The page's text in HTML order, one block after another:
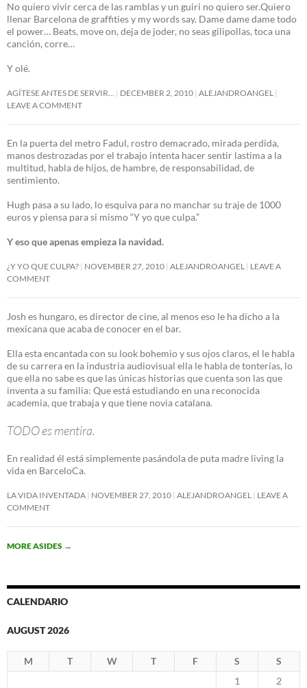
No quiero vivir cerca de las ramblas y un guiri no quiero ser.Quiero
llenar Barcelona de graffities y my words say. Dame dame dame todo
el power… Beats, move on, deja de joder, no seas gilipollas, toca una
canción, corre…
Y olé.
AGÍTESE ANTES DE SERVIR… DECEMBER 2, 2010 ALEJANDROANGEL
LEAVE A COMMENT
En la puerta del metro Fadul, rostro demacrado, mirada perdida,
manos destrozadas por el trabajo intenta hacer sentir lastima a la
multitud, habla de hijos, de hambre, de responsabilidad, de
sentimiento.
Hugh pasa a su lado, lo esquiva para no manchar su traje de 1000
euros y piensa para si mismo “Y yo que culpa.”
Y eso que apenas empieza la navidad.
¿Y YO QUE CULPA? NOVEMBER 27, 2010 ALEJANDROANGEL LEAVE A
COMMENT
Josh es hungaro, es director de cine, al menos eso le ha dicho a la
mexicana que acaba de conocer en el bar.
Ella esta encantada con su look bohemio y sus ojos claros, el le habla
de su carrera en la industria audiovisual ella le habla de tonterías, lo
que ella no sabe es que las únicas historias que cuenta son las que
inventa a su familia: Que está estudiando en una reconocida
academia, que trabaja y que tiene novia catalana.
TODO es mentira.
En realidad él está simplemente pasándola de puta madre living la
vida en BarceloCa.
LA VIDA INVENTADA NOVEMBER 27, 2010 ALEJANDROANGEL LEAVE A
COMMENT
MORE ASIDES →
CALENDARIO
AUGUST 2026
M T W T F S
S
1
2